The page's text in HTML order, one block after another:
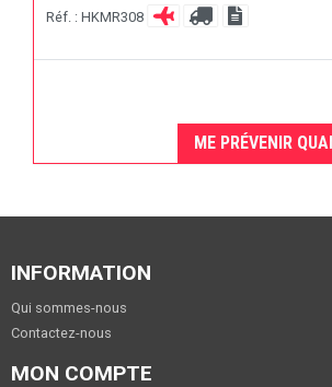
Réf. : HKMR308
ME PRÉVENIR
INFORMATION
Qui sommes-nous
Contactez-nous
MON COMPTE